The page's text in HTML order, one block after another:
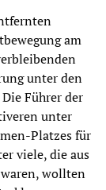
am
unter den
Führer der
unter
Platzes für
viele, die aus
wollten